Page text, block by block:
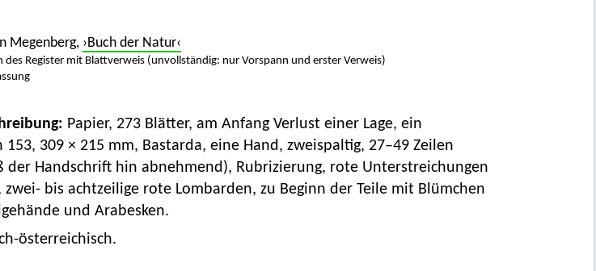
Megenberg, ›Buch der Natur‹
des Register mit Blattverweis (unvollständig: nur Vorspann und erster Verweis)
Papier, 273 Blätter, am Anfang Verlust einer Lage, ein
309 × 215 mm, Bastarda, eine Hand, zweispaltig, 27–49 Zeilen
der Handschrift hin abnehmend), Rubrizierung, rote Unterstreichungen
bis achtzeilige rote Lombarden, zu Beginn der Teile mit Blümchen
und Arabesken.
österreichisch.